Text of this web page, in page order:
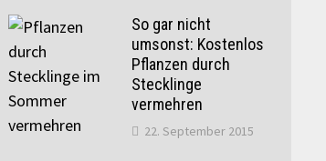
So gar nicht
umsonst: Kostenlos
Pflanzen durch
Stecklinge
vermehren
22. September 2015